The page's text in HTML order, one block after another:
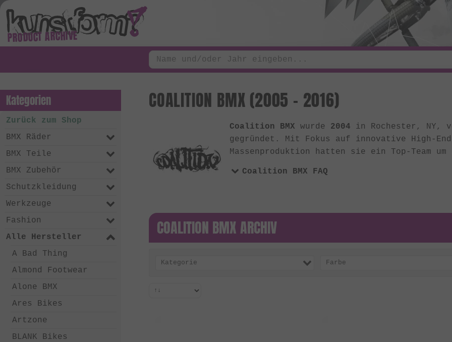
PRODUCT ARCHIVE
COALITION BMX (2005 - 2016)
Coalition BMX wurde 2004 in Rochester, NY,
gegründet. Mit Fokus auf innovative High-
Massenproduktion hatten sie ein Top-Team
Coalition BMX FAQ
COALITION BMX ARCHIV
Kategorie Farbe
Kategorien
Zurück zum Shop
BMX Räder
BMX Teile
BMX Zubehör
Schutzkleidung
Werkzeuge
Fashion
Alle Hersteller
A Bad Thing
Almond Footwear
Alone BMX
Ares Bikes
Artzone
BLANK Bikes